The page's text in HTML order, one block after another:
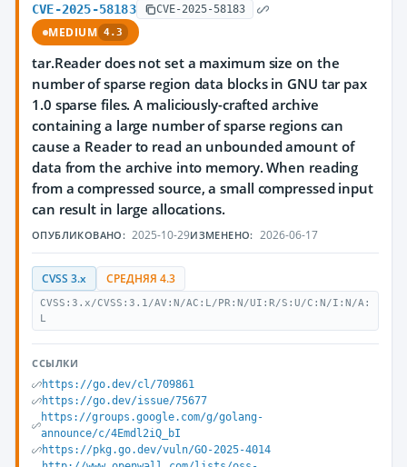
CVE-2025-58183 CVE-2025-58183
MEDIUM 4.3
tar.Reader does not set a maximum size on the
number of sparse region data blocks in GNU tar pax
1.0 sparse files. A maliciously-crafted archive
containing a large number of sparse regions can
cause a Reader to read an unbounded amount of
data from the archive into memory. When reading
from a compressed source, a small compressed input
can result in large allocations.
ОПУБЛИКОВАНО: 2025-10-29ИЗМЕНЕНО: 2026-06-17
CVSS 3.x СРЕДНЯЯ 4.3
CVSS:3.x/CVSS:3.1/AV:N/AC:L/PR:N/UI:R/S:U/C:N/I:N/A:
L
ССЫЛКИ
https://go.dev/cl/709861
https://go.dev/issue/75677
https://groups.google.com/g/golang-
announce/c/4Emdl2iQ_bI
https://pkg.go.dev/vuln/GO-2025-4014